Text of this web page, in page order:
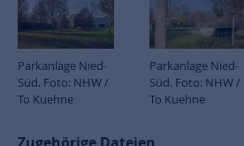
Parkanlage Nied-
Süd. Foto: NHW /
To Kuehne
Parkanlage Nied-
Süd. Foto: NHW /
To Kuehne